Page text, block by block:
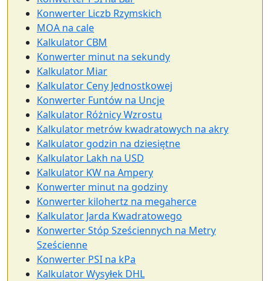
Konwerter Liczb Rzymskich
MOA na cale
Kalkulator CBM
Konwerter minut na sekundy
Kalkulator Miar
Kalkulator Ceny Jednostkowej
Konwerter Funtów na Uncje
Kalkulator Różnicy Wzrostu
Kalkulator metrów kwadratowych na akry
Kalkulator godzin na dziesiętne
Kalkulator Lakh na USD
Kalkulator KW na Ampery
Konwerter minut na godziny
Konwerter kilohertz na megaherce
Kalkulator Jarda Kwadratowego
Konwerter Stóp Sześciennych na Metry
Sześcienne
Konwerter PSI na kPa
Kalkulator Wysyłek DHL